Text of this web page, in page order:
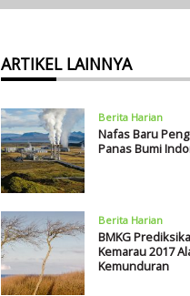
ARTIKEL LAINNYA
Berita Harian
Nafas Baru
Panas Bumi
Berita Harian
BMKG
Kemarau 2017
Kemunduran